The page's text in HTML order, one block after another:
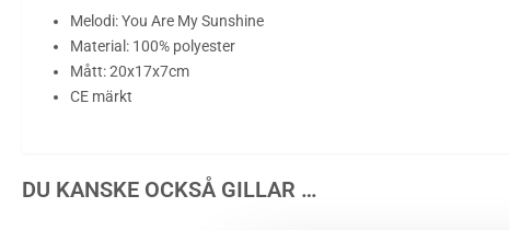
Melodi: You Are My Sunshine
Material: 100% polyester
Mått: 20x17x7cm
CE märkt
DU KANSKE OCKSÅ GILLAR …